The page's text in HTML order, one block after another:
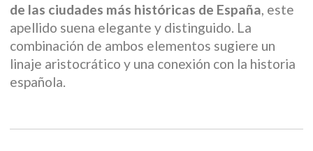
de las ciudades más históricas de España, este
apellido suena elegante y distinguido. La
combinación de ambos elementos sugiere un
linaje aristocrático y una conexión con la historia
española.